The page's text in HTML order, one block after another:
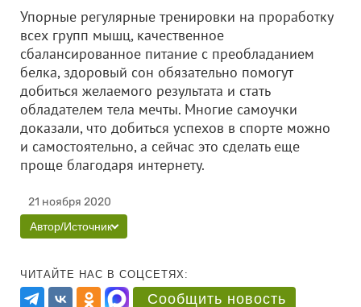
Упорные регулярные тренировки на проработку
всех групп мышц, качественное
сбалансированное питание с преобладанием
белка, здоровый сон обязательно помогут
добиться желаемого результата и стать
обладателем тела мечты. Многие самоучки
доказали, что добиться успехов в спорте можно
и самостоятельно, а сейчас это сделать еще
проще благодаря интернету.
21 ноября 2020
Автор/Источник
ЧИТАЙТЕ НАС В СОЦСЕТЯХ:
Сообщить новость